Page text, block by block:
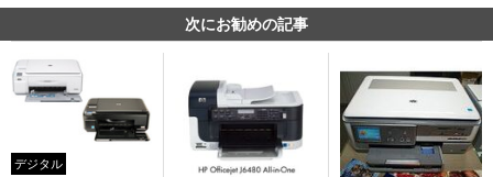
次にお勧めの記事
デジタル